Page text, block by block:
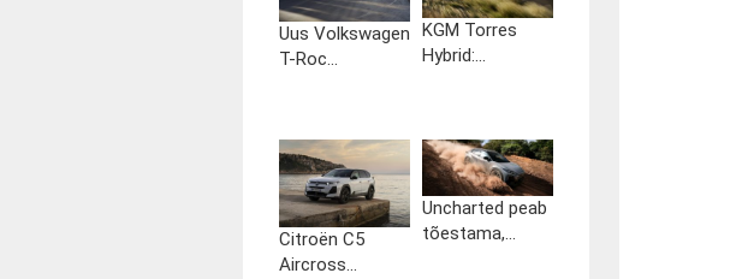
Uus Volkswagen
T-Roc...
KGM Torres
Hybrid:...
Citroën C5
Aircross...
Uncharted peab
tõestama,...